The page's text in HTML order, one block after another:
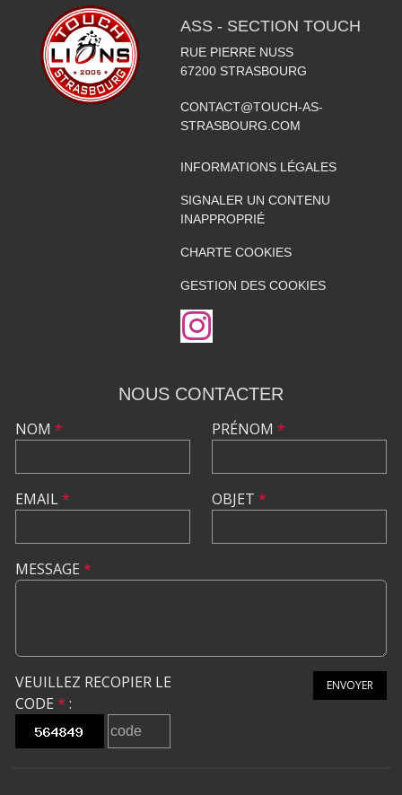
ASS - SECTION TOUCH
RUE PIERRE NUSS
67200 STRASBOURG
CONTACT@TOUCH-AS-
STRASBOURG.COM
INFORMATIONS LÉGALES
SIGNALER UN CONTENU
INAPPROPRIÉ
CHARTE COOKIES
GESTION DES COOKIES
NOUS CONTACTER
NOM *
EMAIL*
PRÉNOM *
OBJET *
MESSAGE *
VEUILLEZ RECOPIER LE
CODE * :
ENVOYER